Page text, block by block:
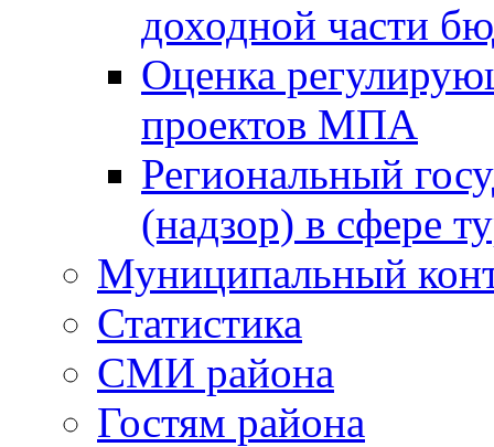
доходной части
Оценка
проектов МПА
Региональный
(надзор) в сфере
Муниципальный
Статистика
СМИ района
Гостям района